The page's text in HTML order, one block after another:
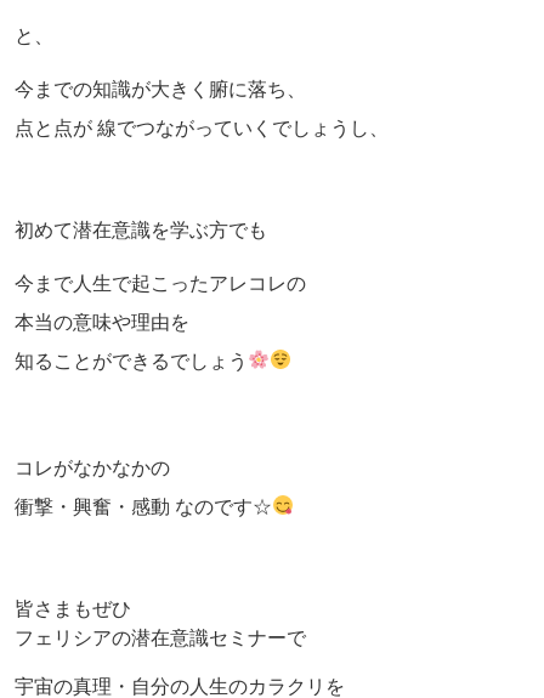
と、
今までの知識が大きく腑に落ち、
点と点が 線でつながっていくでしょうし、
初めて潜在意識を学ぶ方でも
今まで人生で起こったアレコレの
本当の意味や理由を
知ることができるでしょう
コレがなかなかの
衝撃・興奮・感動 なのです☆
皆さまもぜひ
フェリシアの潜在意識セミナーで
宇宙の真理・自分の人生のカラクリを